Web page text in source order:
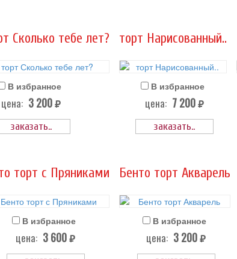
Сколько тебе лет?
В избранное
цена: 3 200 руб.
заказать..
торт Нарисованный..
В избранное
цена: 7 200 руб.
заказать..
торт с Пряниками
В избранное
цена: 3 600 руб.
Бенто торт Акварель
В избранное
цена: 3 200 руб.